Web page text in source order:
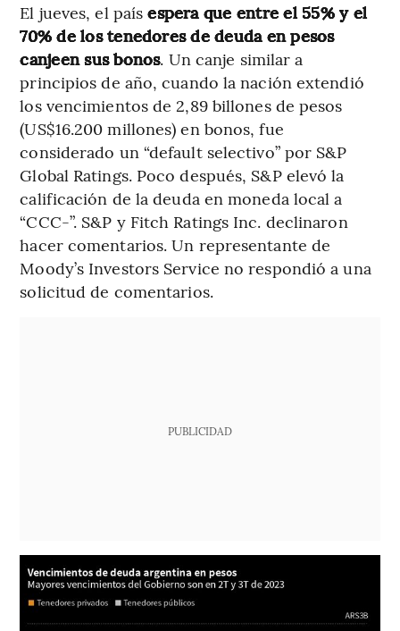
El jueves, el paísespera que entre el 55% y el
70% de los tenedores de deuda en pesos
canjeen sus bonos. Un canje similar a
principios de año, cuando la nación extendió
los vencimientos de 2,89 billones de pesos
(US$16.200 millones) en bonos, fue
considerado un “default selectivo” por S&P
Global Ratings. Poco después, S&P elevó la
calificación de la deuda en moneda local a
“CCC-”. S&P y Fitch Ratings Inc. declinaron
hacer comentarios. Un representante de
Moody’s Investors Service no respondió a una
solicitud de comentarios.
PUBLICIDAD